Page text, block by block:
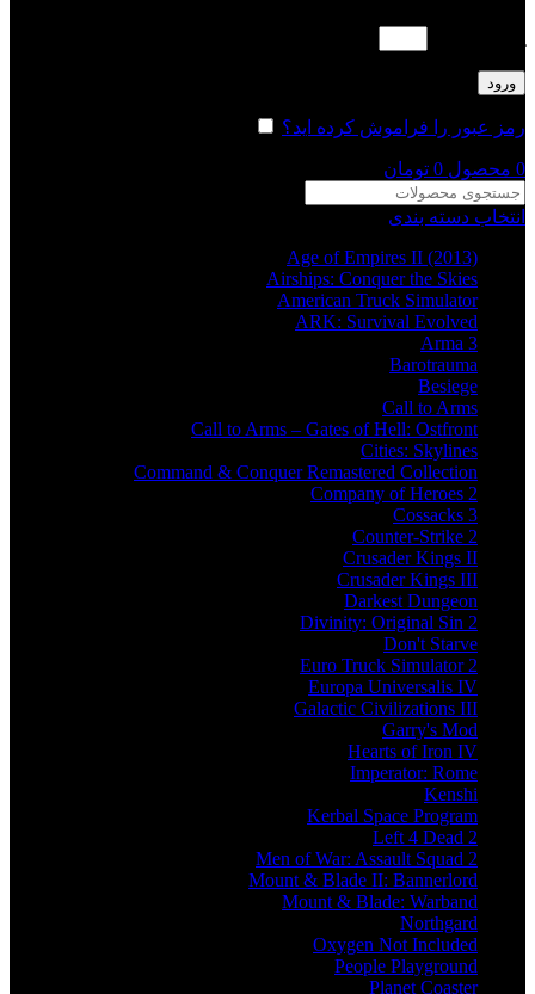
ورود
رمز عبور را فراموش کرده اید؟
0 محصول 0 تومان
انتخاب دسته بندی
Age of Empires II (2013)
Airships: Conquer the Skies
American Truck Simulator
ARK: Survival Evolved
Arma 3
Barotrauma
Besiege
Call to Arms
Call to Arms – Gates of Hell: Ostfront
Cities: Skylines
Command & Conquer Remastered Collection
Company of Heroes 2
Cossacks 3
Counter-Strike 2
Crusader Kings II
Crusader Kings III
Darkest Dungeon
Divinity: Original Sin 2
Don't Starve
Euro Truck Simulator 2
Europa Universalis IV
Galactic Civilizations III
Garry's Mod
Hearts of Iron IV
Imperator: Rome
Kenshi
Kerbal Space Program
Left 4 Dead 2
Men of War: Assault Squad 2
Mount & Blade II: Bannerlord
Mount & Blade: Warband
Northgard
Oxygen Not Included
People Playground
Planet Coaster